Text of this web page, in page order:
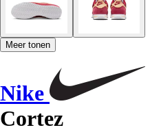
Meer tonen
Nike
Cortez